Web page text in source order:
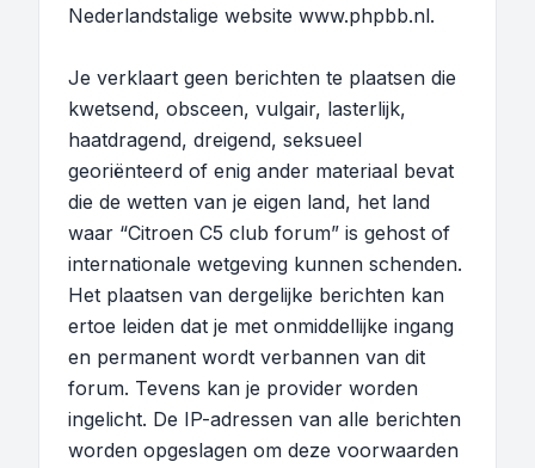
Nederlandstalige website www.phpbb.nl.
Je verklaart geen berichten te plaatsen die
kwetsend, obsceen, vulgair, lasterlijk,
haatdragend, dreigend, seksueel
georiënteerd of enig ander materiaal bevat
die de wetten van je eigen land, het land
waar “Citroen C5 club forum” is gehost of
internationale wetgeving kunnen schenden.
Het plaatsen van dergelijke berichten kan
ertoe leiden dat je met onmiddellijke ingang
en permanent wordt verbannen van dit
forum. Tevens kan je provider worden
ingelicht. De IP-adressen van alle berichten
worden opgeslagen om deze voorwaarden